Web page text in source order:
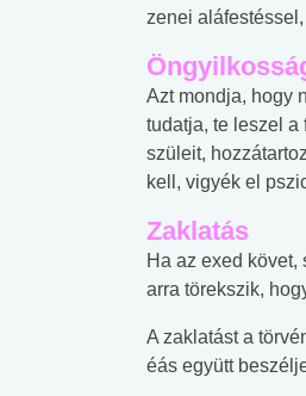
zenei
Azt mondja, hogy
tudatja, te leszel a
szüleit,
kell, vigyék el
Zaklatás
Ha az exed
arra törekszik,
A zaklatást a
éás együtt